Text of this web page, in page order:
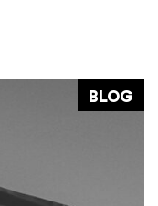
BLOG